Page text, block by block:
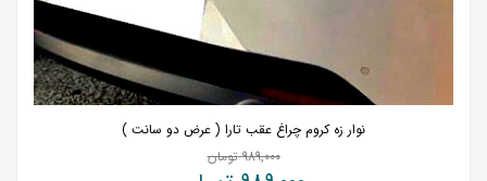
نوار زه کروم چراغ عقب تارا ( عرض دو سانت )
989,000 تومان